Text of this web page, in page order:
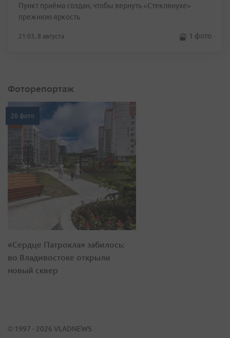
Пункт приёма создан, чтобы вернуть «Стеклянухе»
прежнюю яркость
21:03, 8 августа 1 фото
Фоторепортаж
20 фото
«Сердце Патрокла» забилось:
во Владивостоке открыли
новый сквер
© 1997 - 2026 VLADNEWS